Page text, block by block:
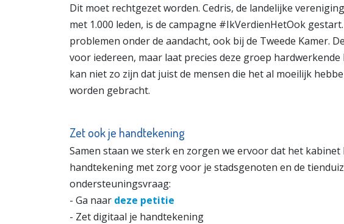
Dit moet rechtgezet worden. Cedris, de landelijke
met 1.000 leden, is de campagne #IkVerdienHetOok
problemen onder de aandacht, ook bij de Tweede Kamer.
voor iedereen, maar laat precies deze groep
kan niet zo zijn dat juist de mensen die het al moeilijk
worden gebracht.
Zet ook je handtekening
Samen staan we sterk en zorgen we ervoor dat het
handtekening met zorg voor je stadsgenoten en de
ondersteuningsvraag:
- Ga naar deze petitie
- Zet digitaal je handtekening